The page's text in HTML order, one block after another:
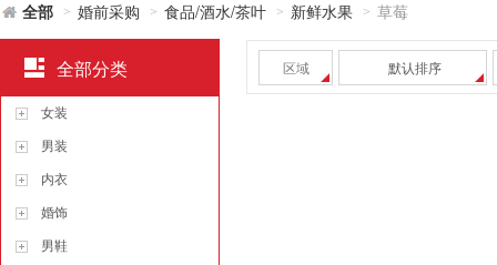
全部 > 婚前采购 > 食品/酒水/茶叶 > 新鲜水果 > 草莓
区域 默认排序
全部分类
女装
男装
内衣
婚饰
男鞋